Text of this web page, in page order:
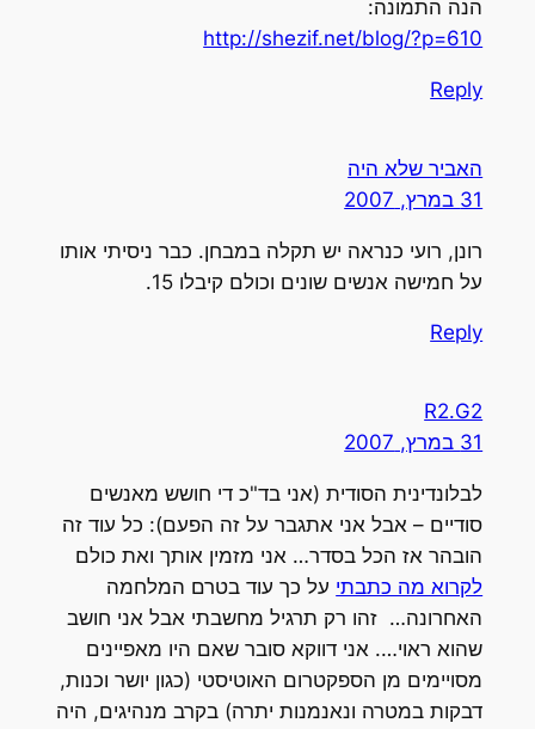
הנה התמונה:
http://shezif.net/blog/?p=610
Reply
האביר שלא היה
31 במרץ, 2007
רונן, רועי כנראה יש תקלה במבחן. כבר ניסיתי אותו
על חמישה אנשים שונים וכולם קיבלו 15.
Reply
R2.G2
31 במרץ, 2007
לבלונדינית הסודית (אני בד"כ די חושש מאנשים
סודיים – אבל אני אתגבר על זה הפעם): כל עוד זה
הובהר אז הכל בסדר… אני מזמין אותך ואת כולם
לקרוא מה כתבתי על כך עוד בטרם המלחמה
האחרונה… זהו רק תרגיל מחשבתי אבל אני חושב
שהוא ראוי…. אני דווקא סובר שאם היו מאפיינים
מסויימים מן הספקטרום האוטיסטי (כגון יושר וכנות,
דבקות במטרה ונאנמנות יתרה) בקרב מנהיגים, היה